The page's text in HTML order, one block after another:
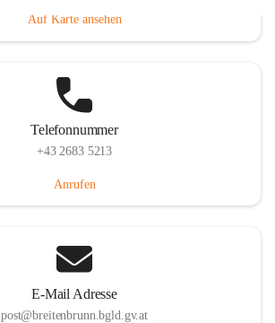
Auf Karte ansehen
Telefonnummer
+43 2683 5213
Anrufen
E-Mail Adresse
post@breitenbrunn.bgld.gv.at